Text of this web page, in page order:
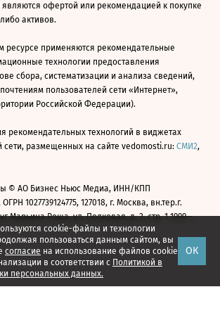
cookie-файлы и технологии
пользоваться данным сайтом, вы
согласие на использование файлов cookie
в соответствии с Политикой в
персональных данных.
ОК
офертой или рекомендацией к покупке
активов.
ресурсе применяются рекомендательные
технологии предоставления
сбора, систематизации и анализа сведений,
пользователей сети «Интернет»,
Российской Федерации).
рекомендательных технологий в виджетах
размещенных на сайте vedomosti.ru: СМИ2,
© АО Бизнес Ньюс Медиа, ИНН/КПП
ОГРН 1027739124775, 127018, г. Москва, вн.тер.г.
Марьина Роща, ул. Полковая, д. 3, стр. 1 1999—